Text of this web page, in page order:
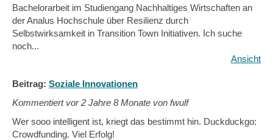
Bachelorarbeit im Studiengang Nachhaltiges Wirtschaften an
der Analus Hochschule über Resilienz durch
Selbstwirksamkeit in Transition Town Initiativen. Ich suche
noch...
Ansicht
Beitrag: Soziale Innovationen
Kommentiert vor2 Jahre 8 Monate von fwulf
Wer sooo intelligent ist, kriegt das bestimmt hin. Duckduckgo:
Crowdfunding. Viel Erfolg!